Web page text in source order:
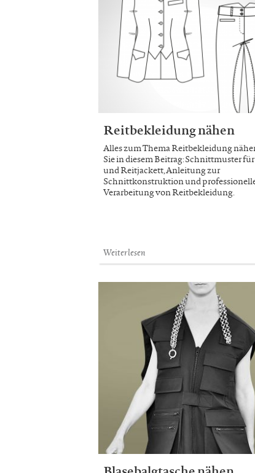
Reitbekleidung nähen
Alles zum Thema Reitbekleidung
Sie in diesem Beitrag: Schnittmuster
und Reitjackett, Anleitung zur
Schnittkonstruktion und
Verarbeitung von Reitbekleidung.
Weiterlesen